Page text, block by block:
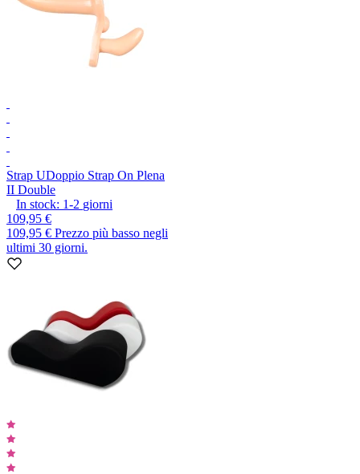
Strap UDoppio Strap On Plena
II Double
In stock: 1-2 giorni
109,95 €
109,95 € Prezzo più basso negli
ultimi 30 giorni.